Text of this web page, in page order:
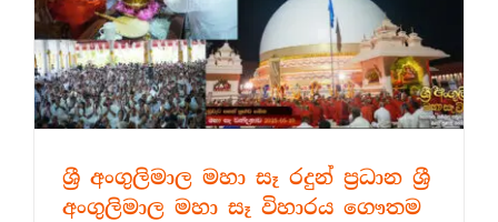
ශ්‍රී අංගුලිමාල මහා සෑ රදුන් ප්‍රධාන ශ්‍රී
අංගුලිමාල මහා සෑ විහාරය ගෞතම